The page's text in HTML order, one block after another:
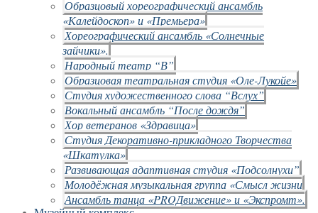
Образцовый хореографический ансамбль
«Калейдоскоп» и «Премьера»
Хореографический ансамбль «Солнечные
зайчики».
Народный театр “В”
Образцовая театральная студия «Оле-Лукойе»
Студия художественного слова “Вслух”
Вокальный ансамбль “После дождя”
Хор ветеранов «Здравица»
Студия Декоративно-прикладного Творчества
«Шкатулка»
Развивающая адаптивная студия «Подсолнухи”
Молодёжная музыкальная группа «Смысл жизни
Ансамбль танца «PROДвижение» и «Экспромт».